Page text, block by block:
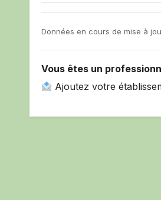
Données en cours de mise à
Vous êtes un
Ajoutez votre